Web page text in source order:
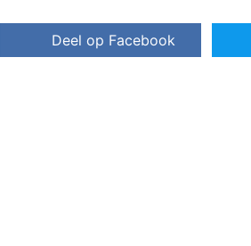
Deel op Facebook